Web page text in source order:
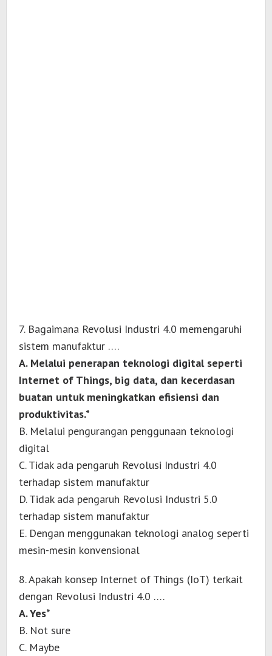
7. Bagaimana Revolusi Industri 4.0 memengaruhi
sistem manufaktur ….
A. Melalui penerapan teknologi digital seperti
Internet of Things, big data, dan kecerdasan
buatan untuk meningkatkan efisiensi dan
produktivitas.*
B. Melalui pengurangan penggunaan teknologi
digital
C. Tidak ada pengaruh Revolusi Industri 4.0
terhadap sistem manufaktur
D. Tidak ada pengaruh Revolusi Industri 5.0
terhadap sistem manufaktur
E. Dengan menggunakan teknologi analog seperti
mesin-mesin konvensional
8. Apakah konsep Internet of Things (IoT) terkait
dengan Revolusi Industri 4.0 ….
A. Yes*
B. Not sure
C. Maybe